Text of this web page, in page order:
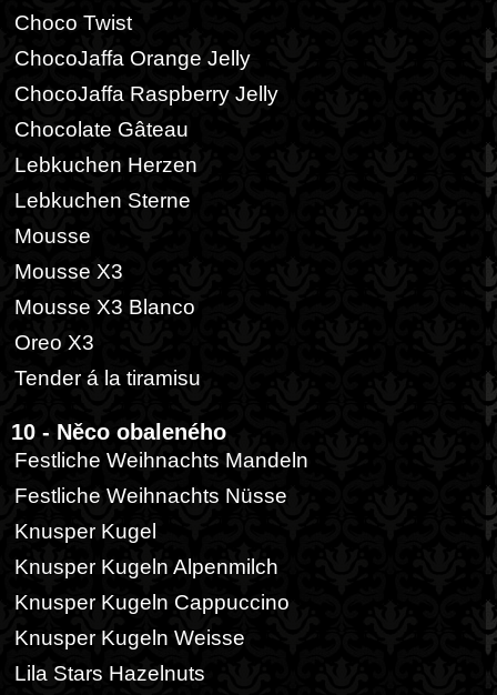
Choco Twist
ChocoJaffa Orange Jelly
ChocoJaffa Raspberry Jelly
Chocolate Gâteau
Lebkuchen Herzen
Lebkuchen Sterne
Mousse
Mousse X3
Mousse X3 Blanco
Oreo X3
Tender á la tiramisu
10 - Něco obaleného
Festliche Weihnachts Mandeln
Festliche Weihnachts Nüsse
Knusper Kugel
Knusper Kugeln Alpenmilch
Knusper Kugeln Cappuccino
Knusper Kugeln Weisse
Lila Stars Hazelnuts